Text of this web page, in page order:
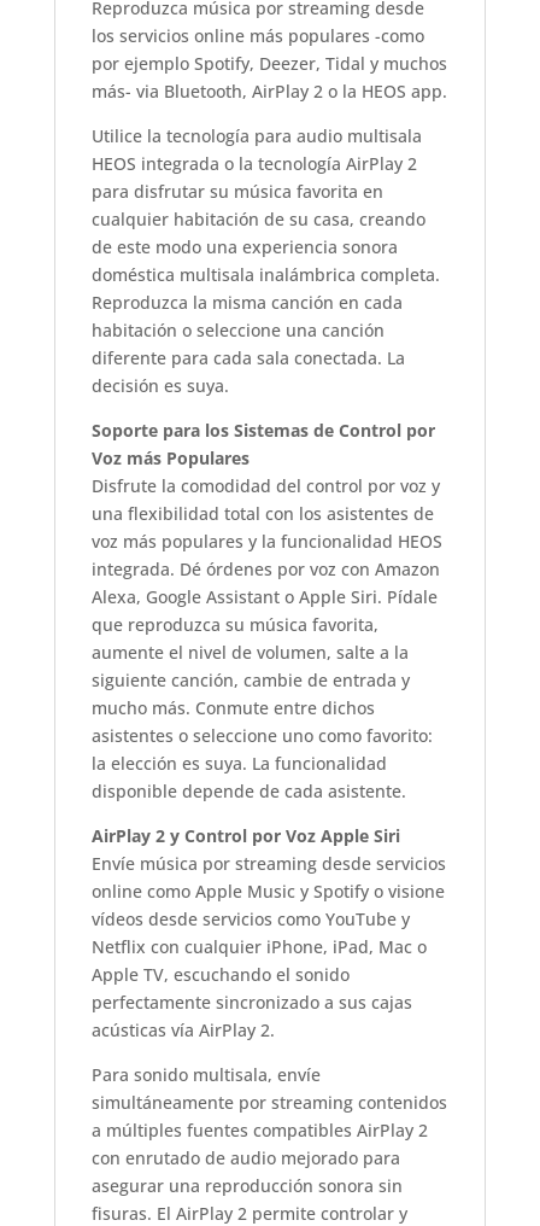
Reproduzca música por streaming desde
los servicios online más populares -como
por ejemplo Spotify, Deezer, Tidal y muchos
más- via Bluetooth, AirPlay 2 o la HEOS app.
Utilice la tecnología para audio multisala
HEOS integrada o la tecnología AirPlay 2
para disfrutar su música favorita en
cualquier habitación de su casa, creando
de este modo una experiencia sonora
doméstica multisala inalámbrica completa.
Reproduzca la misma canción en cada
habitación o seleccione una canción
diferente para cada sala conectada. La
decisión es suya.
Soporte para los Sistemas de Control por
Voz más Populares
Disfrute la comodidad del control por voz y
una flexibilidad total con los asistentes de
voz más populares y la funcionalidad HEOS
integrada. Dé órdenes por voz con Amazon
Alexa, Google Assistant o Apple Siri. Pídale
que reproduzca su música favorita,
aumente el nivel de volumen, salte a la
siguiente canción, cambie de entrada y
mucho más. Conmute entre dichos
asistentes o seleccione uno como favorito:
la elección es suya. La funcionalidad
disponible depende de cada asistente.
AirPlay 2 y Control por Voz Apple Siri
Envíe música por streaming desde servicios
online como Apple Music y Spotify o visione
vídeos desde servicios como YouTube y
Netflix con cualquier iPhone, iPad, Mac o
Apple TV, escuchando el sonido
perfectamente sincronizado a sus cajas
acústicas vía AirPlay 2.
Para sonido multisala, envíe
simultáneamente por streaming contenidos
a múltiples fuentes compatibles AirPlay 2
con enrutado de audio mejorado para
asegurar una reproducción sonora sin
fisuras. El AirPlay 2 permite controlar y